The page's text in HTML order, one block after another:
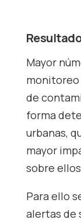
Mayor
monitoreo
de
forma
urbanas,
mayor
sobre
Para ello
alertas de